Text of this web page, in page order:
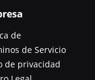
de
de Servicio
de privacidad